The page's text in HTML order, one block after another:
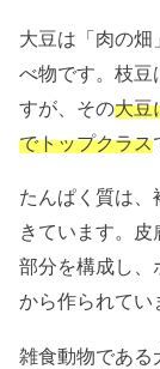
大豆は「肉の畑
べ物です。枝豆
すが、その大豆
でトップクラス
たんぱく質は
きています。
部分を構成し、
から作られてい
雑食動物である